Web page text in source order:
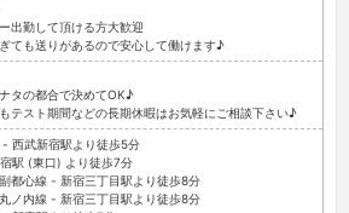
出勤して頂ける方大歓迎
ても送りがあるので安心して働けます♪
タの都合で決めてOK♪
テスト期間などの長期休暇はお気軽にご相談下さい♪
西武新宿駅より徒歩5分
駅 (東口) より徒歩7分
都心線 - 新宿三丁目駅より徒歩8分
ノ内線 - 新宿三丁目駅より徒歩8分